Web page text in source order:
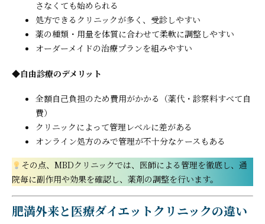
さなくても始められる
処方できるクリニックが多く、受診しやすい
薬の種類・用量を体質に合わせて柔軟に調整しやすい
オーダーメイドの治療プランを組みやすい
◆自由診療のデメリット
全額自己負担のため費用がかかる（薬代・診察料すべて自
費）
クリニックによって管理レベルに差がある
オンライン処方のみで管理が不十分なケースもある
その点、MBDクリニックでは、医師による管理を徹底し、通
院毎に副作用や効果を確認し、薬剤の調整を行います。
肥満外来と医療ダイエットクリニックの違い